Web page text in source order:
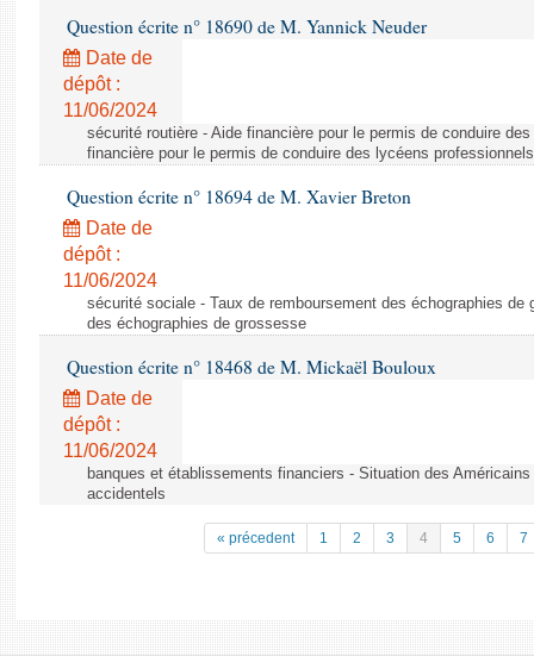
Question écrite n° 18690 de M. Yannick Neuder
Date de
dépôt :
11/06/2024
sécurité routière - Aide financière pour le permis de conduire
financière pour le permis de conduire des lycéens professionnels
Question écrite n° 18694 de M. Xavier Breton
Date de
dépôt :
11/06/2024
sécurité sociale - Taux de remboursement des échographies de
des échographies de grossesse
Question écrite n° 18468 de M. Mickaël Bouloux
Date de
dépôt :
11/06/2024
banques et établissements financiers - Situation des
accidentels
« précedent 1 2 3 4 5 6 7